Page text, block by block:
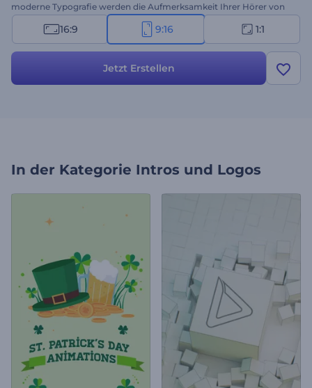
moderne Typografie werden die Aufmerksamkeit Ihrer Hörer von
Anfang an auf sich ziehen. Die Anpassung ist eine Sache von
Minuten: Sie müssen nur noch die Szenen mit Ihren Bildern, Videos,
und beginnen Sie jede Folge mit einem professionellen Intro!
16:9 9:16 1:1
Jetzt Erstellen
In der Kategorie Intros und Logos